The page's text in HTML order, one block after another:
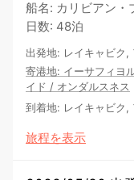
船名: カリビアン・
日数: 48泊
出発地: レイキャビク,
寄港地: イーサフィヨ
イド / オンダルスネス
到着地: レイキャビク,
旅程を表示